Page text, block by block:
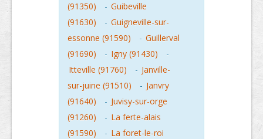
(91350)
- Guibeville
(91630)
- Guigneville-sur-
essonne (91590)
- Guillerval
(91690)
- Igny (91430)
-
Itteville (91760)
- Janville-
sur-juine (91510)
- Janvry
(91640)
- Juvisy-sur-orge
(91260)
- La ferte-alais
(91590)
- La foret-le-roi